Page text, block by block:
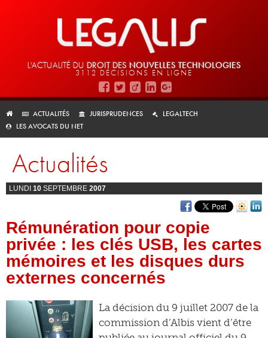
L'ACTUALITÉ DU DROIT DES NOUVELLES TECHNOLOGIES
3112 DÉCISIONS EN LIGNE
ACTUALITÉS JURISPRUDENCES
LEGALTECH
LES AVOCATS DU NET
Actualités
LUNDI 10 SEPTEMBRE 2007
Rémunération pour copie
privée : les clés USB, les cartes
mémoires et les disques durs
externes concernés
La décision du 9 juillet 2007 de la
commission d’Albis vient d’être